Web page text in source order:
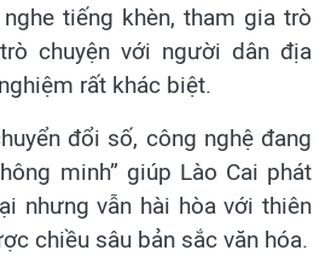
tiếng khèn, tham gia trò
chuyện với người dân địa
rất khác biệt.
đổi số, công nghệ đang
minh” giúp Lào Cai phát
nhưng vẫn hài hòa với thiên
chiều sâu bản sắc văn hóa.